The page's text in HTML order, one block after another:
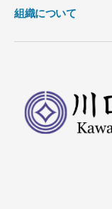
組織について